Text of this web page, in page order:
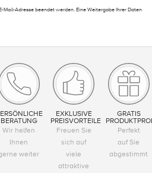
Mail-Adresse beendet werden. Eine Weitergabe Ihrer Daten
BERATUNG
Wir helfen
Ihnen
weiter
EXKLUSIVE
PREISVORTEILE
Freuen Sie
sich auf
viele
attraktive
GRATIS
Perfekt
auf Sie
abgestimmt